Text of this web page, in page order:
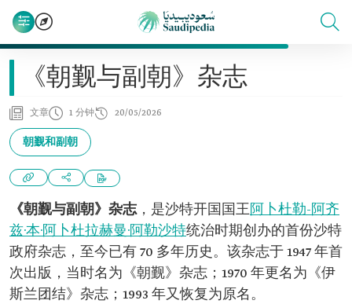
《朝觐与副朝》杂志
文章 1 分钟 20/05/2026
朝觐和副朝
《朝觐与副朝》杂志，是沙特开国国王阿卜杜勒-阿齐
兹·本·阿卜杜拉赫曼·阿勒沙特统治时期创办的首份沙特
政府杂志，至今已有 70 多年历史。该杂志于 1947 年首
次出版，当时名为《朝觐》杂志；1970 年更名为《伊
斯兰团结》杂志；1993 年又恢复为原名。